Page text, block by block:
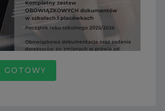
GOTOWY